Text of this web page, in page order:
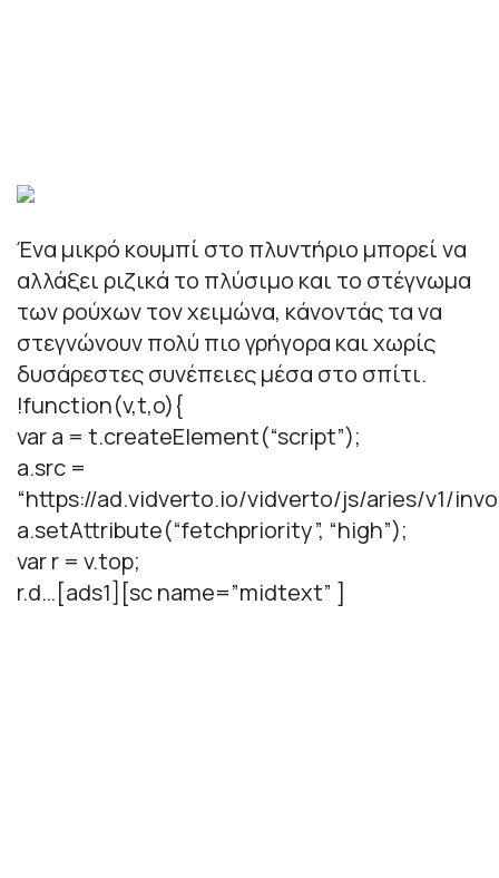
Ένα μικρό κουμπί στο πλυντήριο μπορεί να
αλλάξει ριζικά το πλύσιμο και το στέγνωμα
των ρούχων τον χειμώνα, κάνοντάς τα να
στεγνώνουν πολύ πιο γρήγορα και χωρίς
δυσάρεστες συνέπειες μέσα στο σπίτι.
!function(v,t,o){
var a = t.createElement(“script”);
a.src =
“https://ad.vidverto.io/vidverto/js/aries/v1/
a.setAttribute(“fetchpriority”, “high”);
var r = v.top;
r.d…[ads1][sc name=”midtext” ]